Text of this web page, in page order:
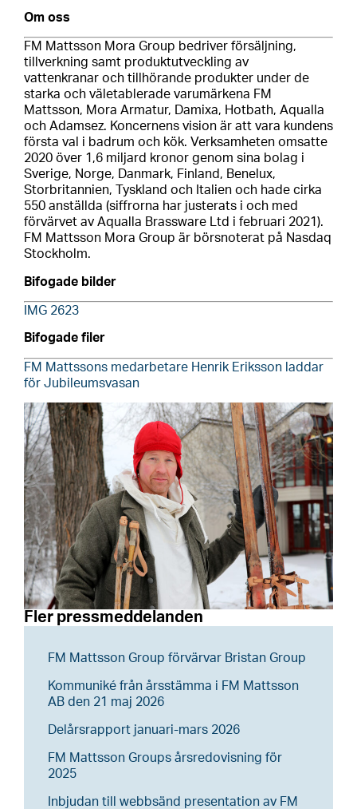
Om oss
FM Mattsson Mora Group bedriver försäljning,
tillverkning samt produktutveckling av
vattenkranar och tillhörande produkter under de
starka och väletablerade varumärkena FM
Mattsson, Mora Armatur, Damixa, Hotbath, Aqualla
och Adamsez. Koncernens vision är att vara kundens
första val i badrum och kök. Verksamheten omsatte
2020 över 1,6 miljard kronor genom sina bolag i
Sverige, Norge, Danmark, Finland, Benelux,
Storbritannien, Tyskland och Italien och hade cirka
550 anställda (siffrorna har justerats i och med
förvärvet av Aqualla Brassware Ltd i februari 2021).
FM Mattsson Mora Group är börsnoterat på Nasdaq
Stockholm.
Bifogade bilder
IMG 2623
Bifogade filer
FM Mattssons medarbetare Henrik Eriksson laddar
för Jubileumsvasan
Fler pressmeddelanden
FM Mattsson Group förvärvar Bristan Group
Kommuniké från årsstämma i FM Mattsson
AB den 21 maj 2026
Delårsrapport januari-mars 2026
FM Mattsson Groups årsredovisning för
2025
Inbjudan till webbsänd presentation av FM